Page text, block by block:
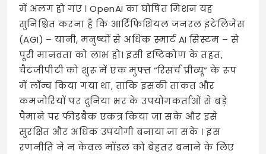
में अलग हो गए । OpenAI का घोषित मिशन यह
सुनिश्चित करना है कि आर्टिफिशियल जनरल इंटेलिजेंस
(AGI) – यानी, मनुष्यों से अधिक स्मार्ट AI सिस्टम – से
पूरी मानवता को लाभ हो। इसी दृष्टिकोण के तहत,
चैटजीपीटी को शुरू में एक मुफ्त “रिसर्च प्रीव्यू” के रूप
में लॉन्च किया गया था, ताकि इसकी ताकत और
कमजोरियों पर दुनिया भर के उपयोगकर्ताओं से बड़े
पैमाने पर फीडबैक एकत्र किया जा सके और इसे
सुरक्षित और अधिक उपयोगी बनाया जा सके । इस
रणनीति ने न केवल मॉडल को बेहतर बनाने के लिए